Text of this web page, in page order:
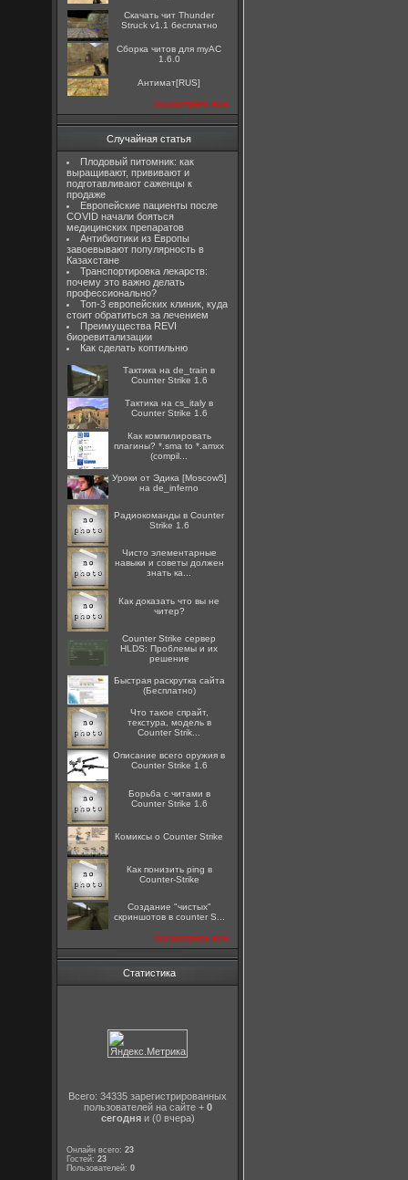
Скачать чит Thunder
Struck v1.1 бесплатно
Сборка читов для myAC
1.6.0
Антимат[RUS]
посмотреть все
Случайная статья
Плодовый питомник: как
выращивают, прививают и
подготавливают саженцы к
продаже
Европейские пациенты после
COVID начали бояться
медицинских препаратов
Антибиотики из Европы
завоевывают популярность в
Казахстане
Транспортировка лекарств:
почему это важно делать
профессионально?
Топ-3 европейских клиник, куда
стоит обратиться за лечением
Преимущества REVI
биоревитализации
Как сделать коптильню
Тактика на de_train в
Counter Strike 1.6
Тактика на cs_italy в
Counter Strike 1.6
Как компилировать
плагины? *.sma to *.amxx
(compil...
Уроки от Эдика [Moscow5]
на de_inferno
Радиокоманды в Counter
Strike 1.6
Чисто элементарные
навыки и советы должен
знать ка...
Как доказать что вы не
читер?
Counter Strike сервер
HLDS: Проблемы и их
решение
Быстрая раскрутка сайта
(Бесплатно)
Что такое спрайт,
текстура, модель в
Counter Strik...
Описание всего оружия в
Counter Strike 1.6
Борьба с читами в
Counter Strike 1.6
Комиксы о Counter Strike
Как понизить ping в
Counter-Strike
Создание "чистых"
скриншотов в counter S...
посмотреть все
Статистика
Всего: 34335 зарегистрированных
пользователей на сайте + 0
сегодняи (0 вчера)
Онлайн всего:23
Гостей:23
Пользователей:0